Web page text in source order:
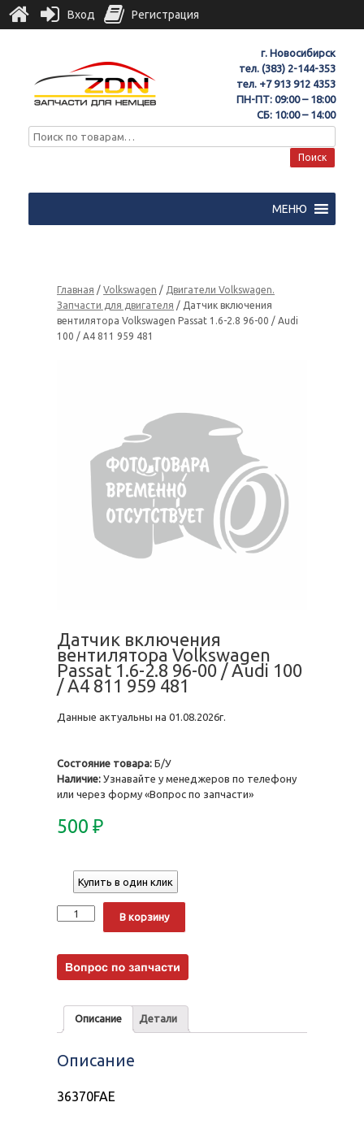
г. Новосибирск
тел. (383) 2-144-353
тел. +7 913 912 4353
ПН-ПТ: 09:00 – 18:00
СБ: 10:00 – 14:00
Поиск
МЕНЮ
Главная / Volkswagen / Двигатели Volkswagen.
Запчасти для двигателя / Датчик включения
вентилятора Volkswagen Passat 1.6-2.8 96-00 / Audi
100 / A4 811 959 481
Датчик включения
вентилятора Volkswagen
Passat 1.6-2.8 96-00 / Audi 100
/ A4 811 959 481
Данные актуальны на 01.08.2026г.
Состояние товара: Б/У
Наличие: Узнавайте у менеджеров по телефону
или через форму «Вопрос по запчасти»
500 ₽
Купить в один клик
Количество
В корзину
Описание Детали
Описание
36370FAE
Вход Регистрация